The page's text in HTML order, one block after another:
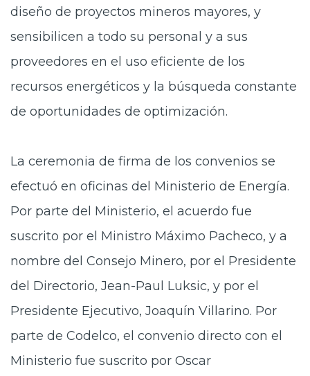
diseño de proyectos mineros mayores, y
sensibilicen a todo su personal y a sus
proveedores en el uso eficiente de los
recursos energéticos y la búsqueda constante
de oportunidades de optimización.
La ceremonia de firma de los convenios se
efectuó en oficinas del Ministerio de Energía.
Por parte del Ministerio, el acuerdo fue
suscrito por el Ministro Máximo Pacheco, y a
nombre del Consejo Minero, por el Presidente
del Directorio, Jean-Paul Luksic, y por el
Presidente Ejecutivo, Joaquín Villarino. Por
parte de Codelco, el convenio directo con el
Ministerio fue suscrito por Oscar